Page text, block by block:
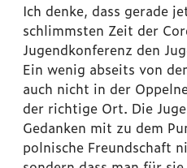
Ich denke, dass gerade
schlimmsten Zeit der
Jugendkonferenz den
Ein wenig abseits von
auch nicht in der
der richtige Ort. Die
Gedanken mit zu dem
polnische Freundschaft